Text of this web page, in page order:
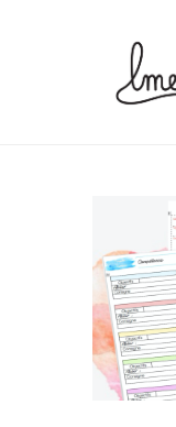
Organisation
Teachcollab